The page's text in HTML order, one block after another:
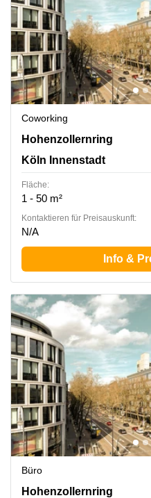
Coworking
Hohenzollernring 57, Köln
Hohenzollernring
Köln Innenstadt
Fläche:
1 - 50 m²
Kontaktieren für Preisauskunft:
N/A
Info &
Büro
Hohenzollernring 57, Köln
Hohenzollernring